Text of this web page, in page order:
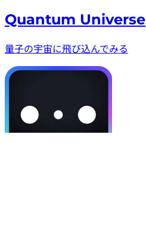
Quantum Universe
量子の宇宙に飛び込んでみる